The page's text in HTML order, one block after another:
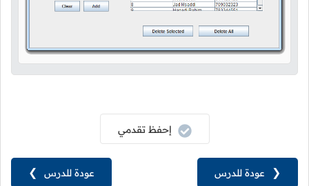
عودة للدرس ❯
إحفظ تقدمي
❮ عودة للدرس